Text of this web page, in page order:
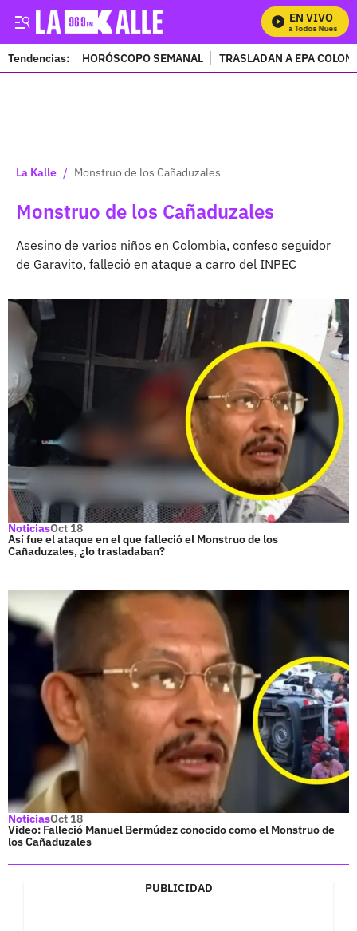
EN VIVO
Mira Todos Nuestros
Tendencias: HORÓSCOPO SEMANAL TRASLADAN A EPA
La Kalle / Monstruo de los Cañaduzales
Monstruo de los Cañaduzales
Asesino de varios niños en Colombia, confeso seguidor
de Garavito, falleció en ataque a carro del INPEC
NoticiasOct 18
Así fue el ataque en el que falleció el Monstruo de los
Cañaduzales, ¿lo trasladaban?
NoticiasOct 18
Video: Falleció Manuel Bermúdez conocido como el Monstruo de
los Cañaduzales
PUBLICIDAD